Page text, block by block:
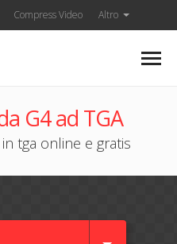
Compress Video Altro
G4 ad TGA
tga online e gratis